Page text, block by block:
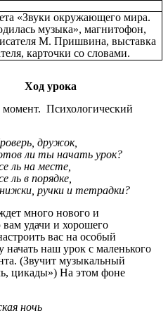
«Звуки окружающего мира.
музыка», магнитофон,
М. Пришвина, выставка
карточки со словами.
Психологический
дружок,
ли ты начать урок?
ль на месте,
ль в порядке,
ручки и тетрадки?
много нового и
вам удачи и хорошего
вас на особый
начать наш урок с маленького
(Звучит музыкальный
цикады») На этом фоне